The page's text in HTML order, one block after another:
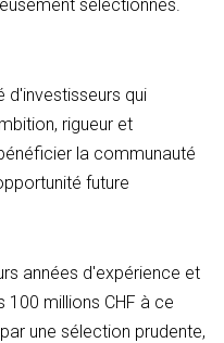
sélectionnés.
d'investisseurs qui
rigueur et
la communauté
future
années d'expérience et
100 millions CHF à ce
une sélection prudente,